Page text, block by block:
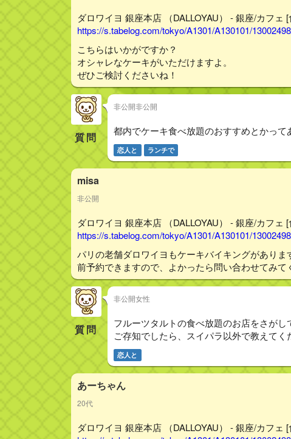
ダロワイヨ 銀座本店 （DALLOYAU） - 銀座/カフェ
https://s.tabelog.com/tokyo/A1301/A130101/
こちらはいかがですか？
オシャレなケーキがいただけますよ。
ぜひご検討くださいね！
質問
非公開非公開
都内でケーキ食べ放題のおすすめとかって
恋人と ランチで
misa
非公開
ダロワイヨ 銀座本店 （DALLOYAU） - 銀座/カフェ
https://s.tabelog.com/tokyo/A1301/A130101/
パリの老舗ダロワイヨもケーキバイキングがあり
前予約できますので、よかったら問い合わせてみて
質問
非公開女性
フルーツタルトの食べ放題のお店をさがし
ご存知でしたら、スイパラ以外で教えてく
恋人と
あーちゃん
20代
ダロワイヨ 銀座本店 （DALLOYAU） - 銀座/カフェ